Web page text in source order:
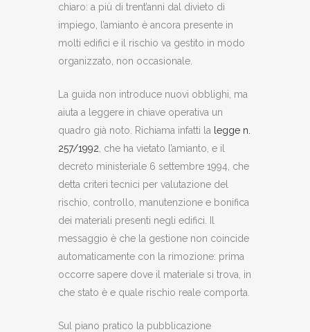
chiaro: a più di trent’anni dal divieto di
impiego, l’amianto è ancora presente in
molti edifici e il rischio va gestito in modo
organizzato, non occasionale.
La guida non introduce nuovi obblighi, ma
aiuta a leggere in chiave operativa un
quadro già noto. Richiama infatti la legge n.
257/1992 , che ha vietato l’amianto, e il
decreto ministeriale 6 settembre 1994, che
detta criteri tecnici per valutazione del
rischio, controllo, manutenzione e bonifica
dei materiali presenti negli edifici. Il
messaggio è che la gestione non coincide
automaticamente con la rimozione: prima
occorre sapere dove il materiale si trova, in
che stato è e quale rischio reale comporta.
Sul piano pratico la pubblicazione